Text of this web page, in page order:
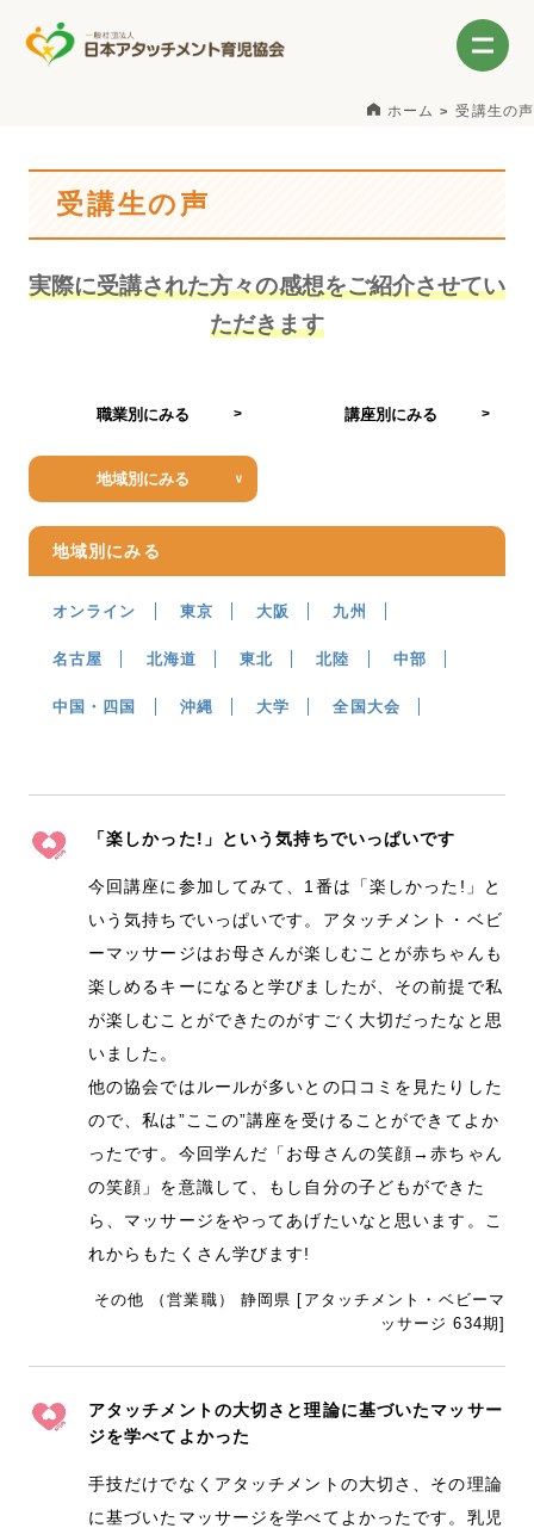
ホーム 受講生の声
受講生の声
実際に受講された方々の感想をご紹介させてい
ただきます
職業別にみる 講座別にみる
地域別にみる
地域別にみる
オンライン 東京 大阪 九州
名古屋 北海道 東北 北陸 中部
中国・四国 沖縄 大学 全国大会
「楽しかった!」という気持ちでいっぱいです
今回講座に参加してみて、1番は「楽しかった!」と
いう気持ちでいっぱいです。アタッチメント・ベビ
ーマッサージはお母さんが楽しむことが赤ちゃんも
楽しめるキーになると学びましたが、その前提で私
が楽しむことができたのがすごく大切だったなと思
いました。
他の協会ではルールが多いとの口コミを見たりした
ので、私は”ここの”講座を受けることができてよか
ったです。今回学んだ「お母さんの笑顔→赤ちゃん
の笑顔」を意識して、もし自分の子どもができた
ら、マッサージをやってあげたいなと思います。こ
れからもたくさん学びます!
その他 （営業職） 静岡県 [アタッチメント・ベビーマ
ッサージ 634期]
アタッチメントの大切さと理論に基づいたマッサー
ジを学べてよかった
手技だけでなくアタッチメントの大切さ、その理論
に基づいたマッサージを学べてよかったです。乳児